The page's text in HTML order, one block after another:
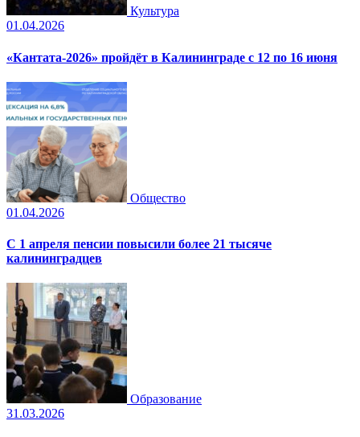
Культура
01.04.2026
«Кантата-2026» пройдёт в Калининграде с 12 по 16 июня
Общество
01.04.2026
С 1 апреля пенсии повысили более 21 тысяче
калининградцев
Образование
31.03.2026